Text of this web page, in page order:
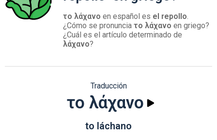
το λάχανο en español es el repollo.
¿Cómo se pronuncia το λάχανο en griego?
¿Cuál es el artículo determinado de
λάχανο?
Traducción
το λάχανο
to láchano